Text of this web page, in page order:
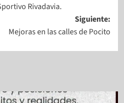
Rivadavia.
Siguiente:
Mejoras en las calles de Pocito